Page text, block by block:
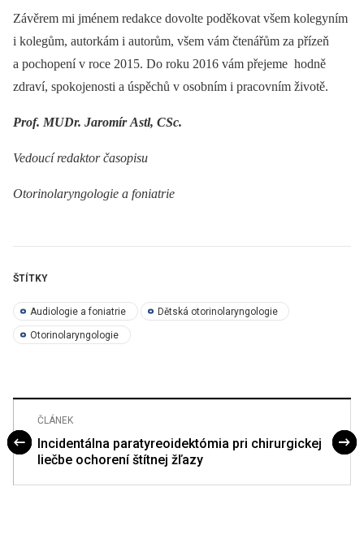
Závěrem mi jménem redakce dovolte poděkovat všem kolegyním
i kolegům, autorkám i autorům, všem vám čtenářům za přízeň
a pochopení v roce 2015. Do roku 2016 vám přejeme hodně
zdraví, spokojenosti a úspěchů v osobním i pracovním životě.
Prof. MUDr. Jaromír Astl, CSc.
Vedoucí redaktor časopisu
Otorinolaryngologie a foniatrie
ŠTÍTKY
Audiologie a foniatrie Dětská otorinolaryngologie
Otorinolaryngologie
ČLÁNEK
Incidentálna paratyreoidektómia pri chirurgickej
liečbe ochorení štítnej žľazy